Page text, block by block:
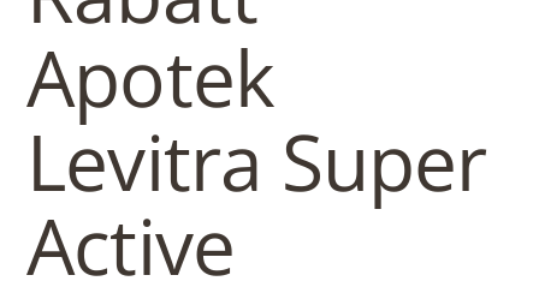
o
w
l
Apotek
Levitra Super
Active